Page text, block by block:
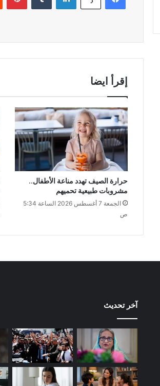
إقرأ ايضا
حرارة الصيف تهدد مناعة الأطفال..
مشروبات طبيعية تحميهم
الجمعة 7 أغسطس 2026 الساعة 5:34
ص
آخر تحديث